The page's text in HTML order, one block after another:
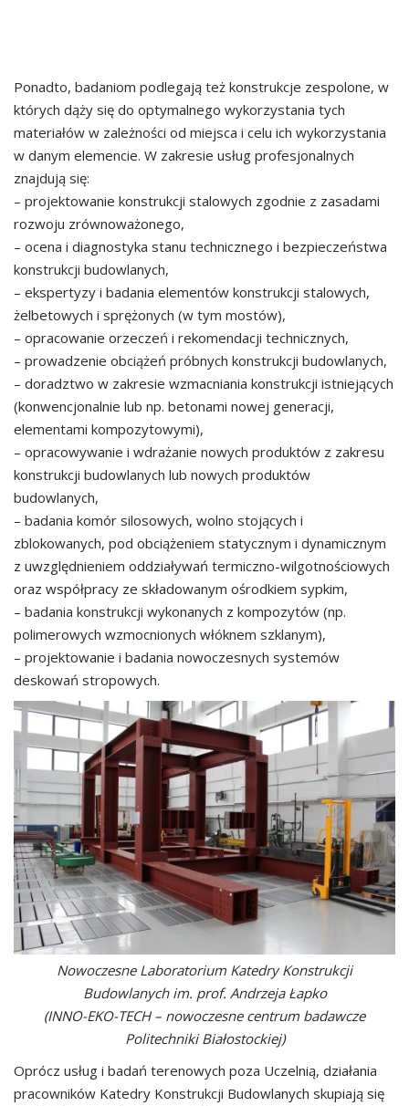
Ponadto, badaniom podlegają też konstrukcje zespolone, w
których dąży się do optymalnego wykorzystania tych
materiałów w zależności od miejsca i celu ich wykorzystania
w danym elemencie. W zakresie usług profesjonalnych
znajdują się:
– projektowanie konstrukcji stalowych zgodnie z zasadami
rozwoju zrównoważonego,
– ocena i diagnostyka stanu technicznego i bezpieczeństwa
konstrukcji budowlanych,
– ekspertyzy i badania elementów konstrukcji stalowych,
żelbetowych i sprężonych (w tym mostów),
– opracowanie orzeczeń i rekomendacji technicznych,
– prowadzenie obciążeń próbnych konstrukcji budowlanych,
– doradztwo w zakresie wzmacniania konstrukcji istniejących
(konwencjonalnie lub np. betonami nowej generacji,
elementami kompozytowymi),
– opracowywanie i wdrażanie nowych produktów z zakresu
konstrukcji budowlanych lub nowych produktów
budowlanych,
– badania komór silosowych, wolno stojących i
zblokowanych, pod obciążeniem statycznym i dynamicznym
z uwzględnieniem oddziaływań termiczno-wilgotnościowych
oraz współpracy ze składowanym ośrodkiem sypkim,
– badania konstrukcji wykonanych z kompozytów (np.
polimerowych wzmocnionych włóknem szklanym),
– projektowanie i badania nowoczesnych systemów
deskowań stropowych.
Nowoczesne Laboratorium Katedry Konstrukcji
Budowlanych im. prof. Andrzeja Łapko
(INNO-EKO-TECH – nowoczesne centrum badawcze
Politechniki Białostockiej)
Oprócz usług i badań terenowych poza Uczelnią, działania
pracowników Katedry Konstrukcji Budowlanych skupiają się